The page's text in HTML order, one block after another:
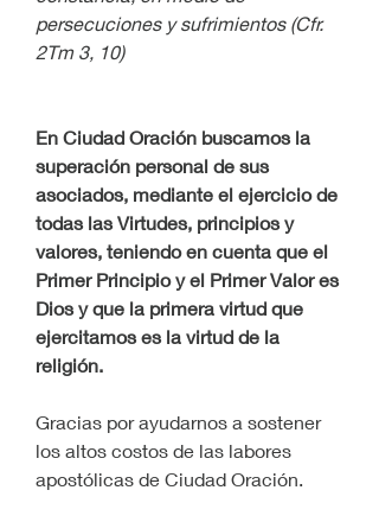
persecuciones y sufrimientos (Cfr.
2Tm 3, 10)
En Ciudad Oración buscamos la
superación personal de sus
asociados, mediante el ejercicio de
todas las Virtudes, principios y
valores, teniendo en cuenta que el
Primer Principio y el Primer Valor es
Dios y que la primera virtud que
ejercitamos es la virtud de la
religión.
Gracias por ayudarnos a sostener
los altos costos de las labores
apostólicas de Ciudad Oración.